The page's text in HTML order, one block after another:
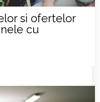
si ofertelor
cu